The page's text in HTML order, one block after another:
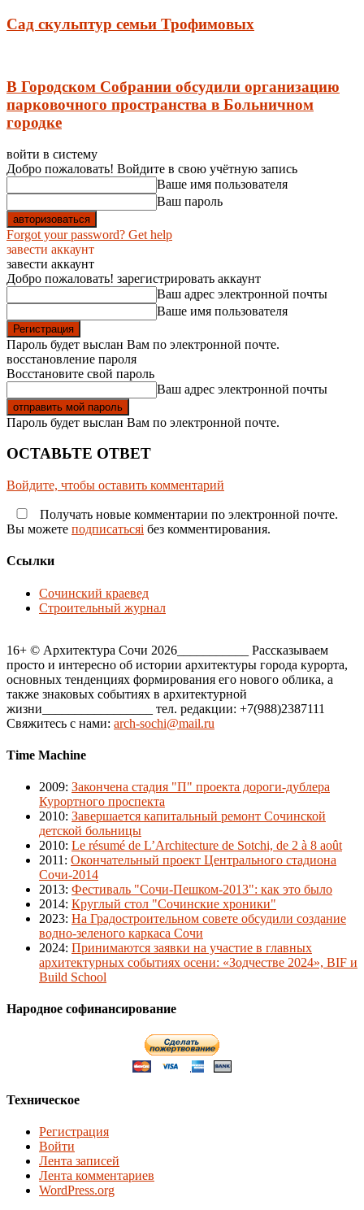
Сад скульптур семьи Трофимовых
В Городском Собрании обсудили организацию
парковочного пространства в Больничном
городке
войти в систему
Добро пожаловать! Войдите в свою учётную запись
Ваше имя пользователя
Ваш пароль
Forgot your password? Get help
завести аккаунт
завести аккаунт
Добро пожаловать! зарегистрировать аккаунт
Ваш адрес электронной почты
Ваше имя пользователя
Пароль будет выслан Вам по электронной почте.
восстановление пароля
Восстановите свой пароль
Ваш адрес электронной почты
Пароль будет выслан Вам по электронной почте.
ОСТАВЬТЕ ОТВЕТ
Войдите, чтобы оставить комментарий
Получать новые комментарии по электронной почте.
Вы можете подписатьсяi без комментирования.
Ссылки
Сочинский краевед
Строительный журнал
16+ © Архитектура Сочи 2026___________ Рассказываем
просто и интересно об истории архитектуры города курорта,
основных тенденциях формирования его нового облика, а
также знаковых событиях в архитектурной
жизни_________________ тел. редакции: +7(988)2387111
Свяжитесь с нами: arch-sochi@mail.ru
Time Machine
2009: Закончена стадия "П" проекта дороги-дублера
Курортного проспекта
2010: Завершается капитальный ремонт Сочинской
детской больницы
2010: Le résumé de L’Architecture de Sotchi, de 2 à 8 août
2011 : Окончательный проект Центрального стадиона
Сочи-2014
2013: Фестиваль "Сочи-Пешком-2013": как это было
2014: Круглый стол "Сочинские хроники"
2023: На Градостроительном совете обсудили создание
водно-зеленого каркаса Сочи
2024: Принимаются заявки на участие в главных
архитектурных событиях осени: «Зодчестве 2024», BIF и
Build School
Народное софинансирование
Техническое
Регистрация
Войти
Лента записей
Лента комментариев
WordPress.org